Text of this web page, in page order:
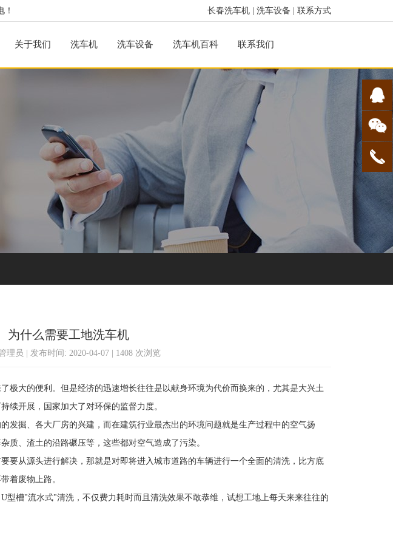
长春洗车机 洗车设备 联系方式
关于我们 洗车机 洗车设备 洗车机百科 联系我们
为什么需要工地洗车机
理员 | 发布时间: 2020-04-07 | 1408 次浏览
大的便利。但是经济的迅速增长往往是以献身环境为代价而换来的，尤其是大兴土
续开展，国家加大了对环保的监督力度。
掘、各大厂房的兴建，而在建筑行业最杰出的环境问题就是生产过程中的空气扬
质、渣土的沿路碾压等，这些都对空气造成了污染。
从源头进行解决，那就是对即将进入城市道路的车辆进行一个全面的清洗，比方底
着废物上路。
槽"流水式"清洗，不仅费力耗时而且清洗效果不敢恭维，试想工地上每天来来往往的